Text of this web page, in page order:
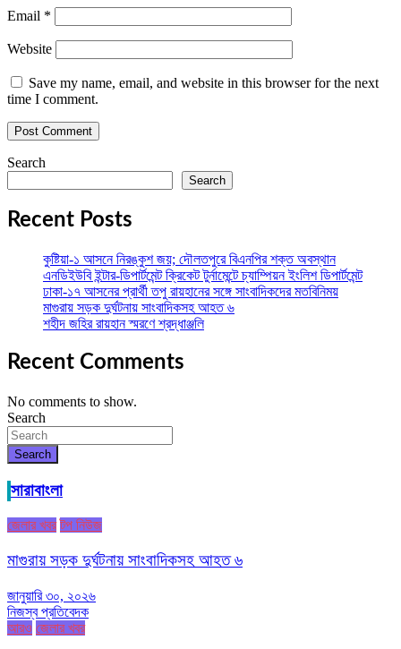
Email *
Website
Save my name, email, and website in this browser for the next
time I comment.
Search
Search
Recent Posts
কুষ্টিয়া-১ আসনে নিরঙ্কুশ জয়; দৌলতপুরে বিএনপির শক্ত অবস্থান
এনডিইউবি ইন্টার-ডিপার্টমেন্ট ক্রিকেট টুর্নামেন্টে চ্যাম্পিয়ন ইংলিশ ডিপার্টমেন্ট
ঢাকা-১৭ আসনের প্রার্থী তপু রায়হানের সঙ্গে সাংবাদিকদের মতবিনিময়
মাগুরায় সড়ক দুর্ঘটনায় সাংবাদিকসহ আহত ৬
শহীদ জহির রায়হান স্মরণে শ্রদ্ধাঞ্জলি
Recent Comments
No comments to show.
Search
Search
সারাবাংলা
জেলার খবর টপ নিউজ
মাগুরায় সড়ক দুর্ঘটনায় সাংবাদিকসহ আহত ৬
জানুয়ারি ৩০, ২০২৬
নিজস্ব প্রতিবেদক
আরও জেলার খবর